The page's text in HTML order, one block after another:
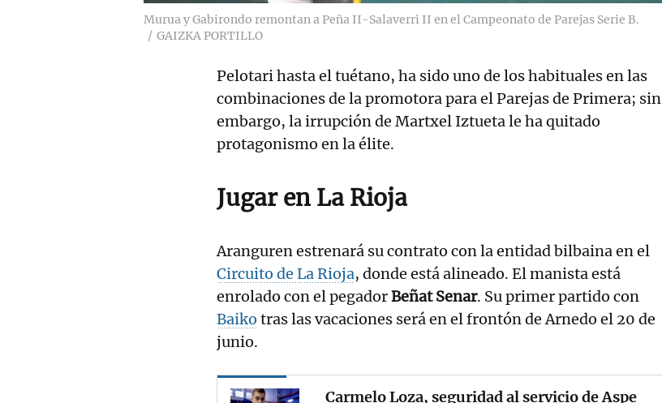
Murua y Gabirondo remontan a Peña II-Salaverri II en el Campeonato de Parejas Serie B.
GAIZKA PORTILLO
Pelotari hasta el tuétano, ha sido uno de los habituales en las
combinaciones de la promotora para el Parejas de Primera; sin
embargo, la irrupción de Martxel Iztueta le ha quitado
protagonismo en la élite.
Jugar en La Rioja
Aranguren estrenará su contrato con la entidad bilbaina en el
Circuito de La Rioja, donde está alineado. El manista está
enrolado con el pegadorBeñat Senar. Su primer partido con
Baiko tras las vacaciones será en el frontón de Arnedo el 20 de
junio.
Carmelo Loza, seguridad al servicio de Aspe